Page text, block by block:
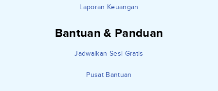
Laporan Keuangan
Bantuan & Panduan
Jadwalkan Sesi Gratis
Pusat Bantuan